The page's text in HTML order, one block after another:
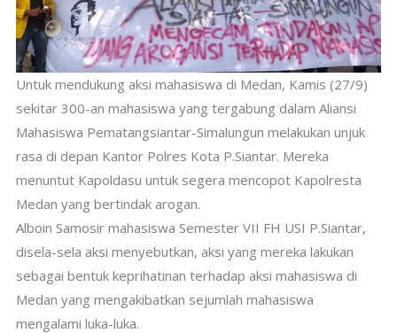
Untuk mendukung aksi mahasiswa di Medan, Kamis (27/9)
sekitar 300-an mahasiswa yang tergabung dalam Aliansi
Mahasiswa Pematangsiantar-Simalungun melakukan unjuk
rasa di depan Kantor Polres Kota P.Siantar. Mereka
menuntut Kapoldasu untuk segera mencopot Kapolresta
Medan yang bertindak arogan.
Alboin Samosir mahasiswa Semester VII FH USI P.Siantar,
disela-sela aksi menyebutkan, aksi yang mereka lakukan
sebagai bentuk keprihatinan terhadap aksi mahasiswa di
Medan yang mengakibatkan sejumlah mahasiswa
mengalami luka-luka.